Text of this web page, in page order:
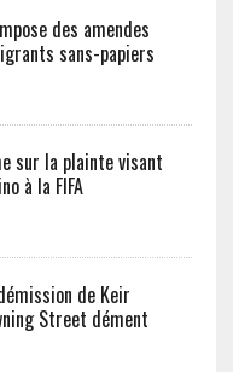
des amendes
sans-papiers
sur la plainte visant
à la FIFA
de Keir
Street dément